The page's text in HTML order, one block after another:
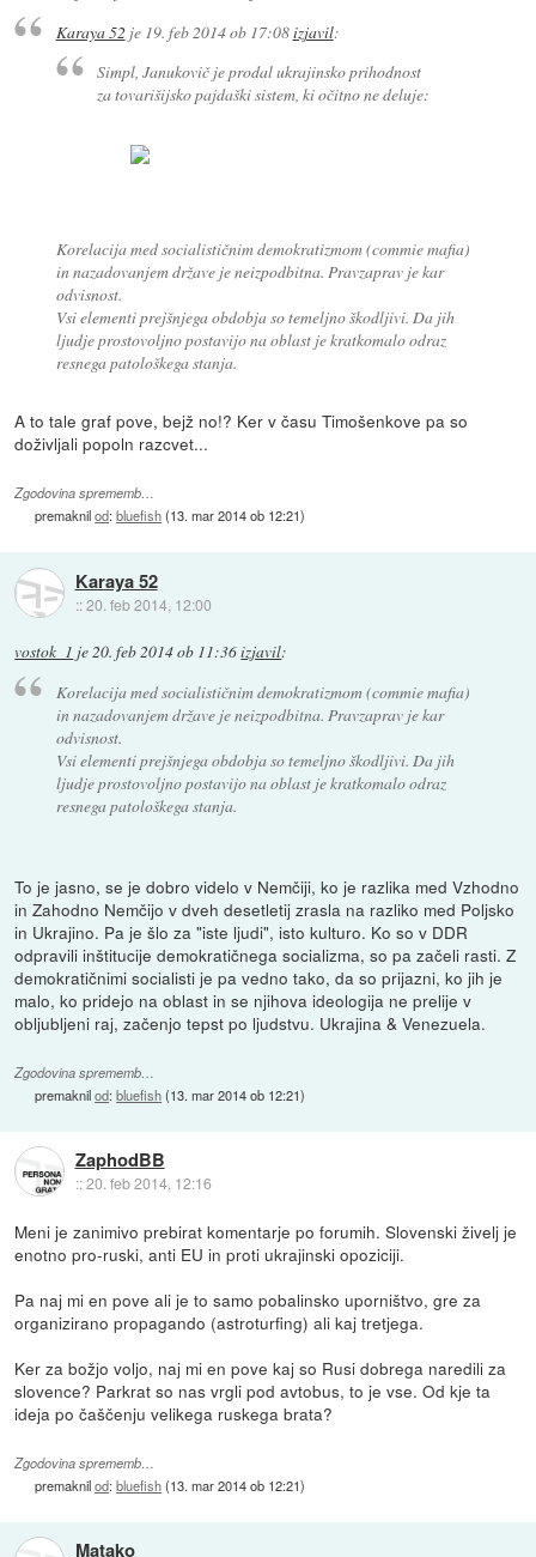
Karaya 52je 19. feb 2014 ob 17:08izjavil:
Simpl, Janukovič je prodal ukrajinsko prihodnost
za tovarišijsko pajdaški sistem, ki očitno ne deluje:
Korelacija med socialističnim demokratizmom (commie mafia)
in nazadovanjem države je neizpodbitna. Pravzaprav je kar
odvisnost.
Vsi elementi prejšnjega obdobja so temeljno škodljivi. Da jih
ljudje prostovoljno postavijo na oblast je kratkomalo odraz
resnega patološkega stanja.
A to tale graf pove, bejž no!? Ker v času Timošenkove pa so
doživljali popoln razcvet...
Zgodovina sprememb…
premaknilod:bluefish(13. mar 2014 ob 12:21)
Karaya 52
::20. feb 2014, 12:00
vostok_1 je20. feb 2014 ob 11:36izjavil:
Korelacija med socialističnim demokratizmom (commie mafia)
in nazadovanjem države je neizpodbitna. Pravzaprav je kar
odvisnost.
Vsi elementi prejšnjega obdobja so temeljno škodljivi. Da jih
ljudje prostovoljno postavijo na oblast je kratkomalo odraz
resnega patološkega stanja.
To je jasno, se je dobro videlo v Nemčiji, ko je razlika med Vzhodno
in Zahodno Nemčijo v dveh desetletij zrasla na razliko med Poljsko
in Ukrajino. Pa je šlo za "iste ljudi", isto kulturo. Ko so v DDR
odpravili inštitucije demokratičnega socializma, so pa začeli rasti. Z
demokratičnimi socialisti je pa vedno tako, da so prijazni, ko jih je
malo, ko pridejo na oblast in se njihova ideologija ne prelije v
obljubljeni raj, začenjo tepst po ljudstvu. Ukrajina & Venezuela.
Zgodovina sprememb…
premaknilod:bluefish(13. mar 2014 ob 12:21)
ZaphodBB
::20. feb 2014, 12:16
Meni je zanimivo prebirat komentarje po forumih. Slovenski živelj je
enotno pro-ruski, anti EU in proti ukrajinski opoziciji.
Pa naj mi en pove ali je to samo pobalinsko uporništvo, gre za
organizirano propagando (astroturfing) ali kaj tretjega.
Ker za božjo voljo, naj mi en pove kaj so Rusi dobrega naredili za
slovence? Parkrat so nas vrgli pod avtobus, to je vse. Od kje ta
ideja po čaščenju velikega ruskega brata?
Zgodovina sprememb…
premaknilod:bluefish(13. mar 2014 ob 12:21)
Matako